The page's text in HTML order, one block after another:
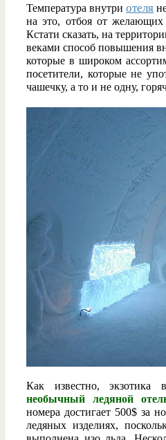
Температура внутриотеля
на это, отбоя от желающих
Кстати сказать, на
веками способ повышения
которые в широком
посетители, которые не
чашечку, а то и не одну,
Как известно,
необычный ледяной
номера достигает 500$ за
ледяных изделиях,